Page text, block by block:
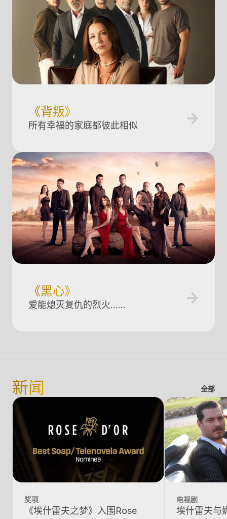
《背叛》
所有幸福的家庭都彼此相似
《黑心》
爱能熄灭复仇的烈火……
新闻 全部
奖项
《埃什雷夫之梦》入围Rose
电视剧
埃什雷夫与